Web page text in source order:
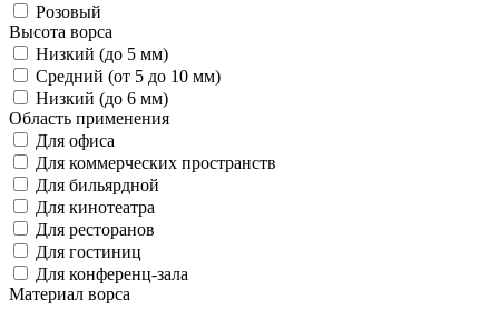
Розовый
Высота ворса
Низкий (до 5 мм)
Средний (от 5 до 10 мм)
Низкий (до 6 мм)
Область применения
Для офиса
Для коммерческих пространств
Для бильярдной
Для кинотеатра
Для ресторанов
Для гостиниц
Для конференц-зала
Материал ворса